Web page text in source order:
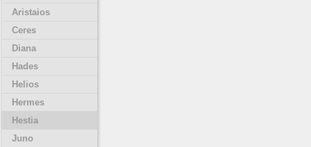
Aristaios
Ceres
Diana
Hades
Helios
Hermes
Hestia
Juno